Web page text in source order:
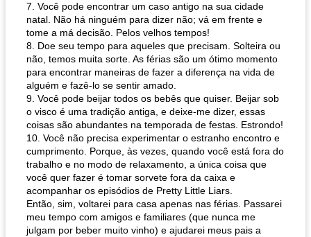
7. Você pode encontrar um caso antigo na sua cidade
natal. Não há ninguém para dizer não; vá em frente e
tome a má decisão. Pelos velhos tempos!
8. Doe seu tempo para aqueles que precisam. Solteira ou
não, temos muita sorte. As férias são um ótimo momento
para encontrar maneiras de fazer a diferença na vida de
alguém e fazê-lo se sentir amado.
9. Você pode beijar todos os bebês que quiser. Beijar sob
o visco é uma tradição antiga, e deixe-me dizer, essas
coisas são abundantes na temporada de festas. Estrondo!
10. Você não precisa experimentar o estranho encontro e
cumprimento. Porque, às vezes, quando você está fora do
trabalho e no modo de relaxamento, a única coisa que
você quer fazer é tomar sorvete fora da caixa e
acompanhar os episódios de Pretty Little Liars.
Então, sim, voltarei para casa apenas nas férias. Passarei
meu tempo com amigos e familiares (que nunca me
julgam por beber muito vinho) e ajudarei meus pais a